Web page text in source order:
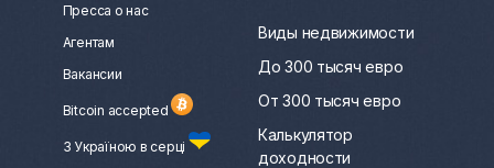
Пресса о нас
Агентам
Вакансии
Bitcoin accepted
З Україною в серці
Виды недвижимости
До 300 тысяч евро
От 300 тысяч евро
Калькулятор
доходности